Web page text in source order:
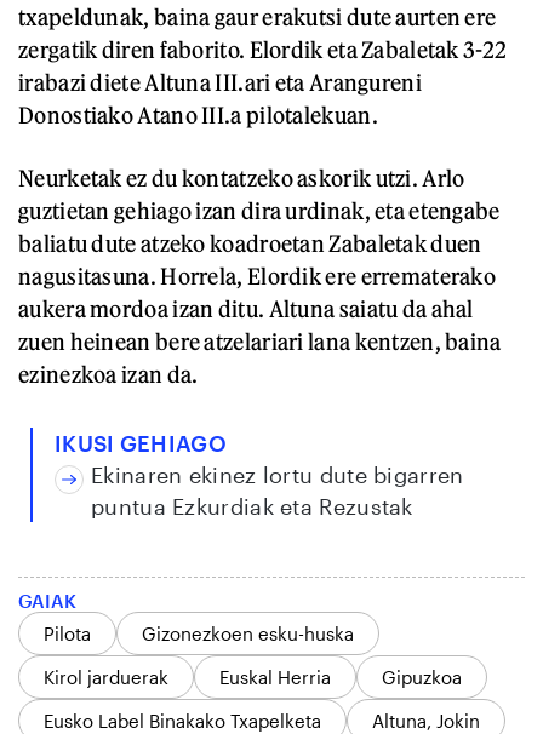
txapeldunak, baina gaur erakutsi dute aurten ere
zergatik diren faborito. Elordik eta Zabaletak 3-22
irabazi diete Altuna III.ari eta Arangureni
Donostiako Atano III.a pilotalekuan.
Neurketak ez du kontatzeko askorik utzi. Arlo
guztietan gehiago izan dira urdinak, eta etengabe
baliatu dute atzeko koadroetan Zabaletak duen
nagusitasuna. Horrela, Elordik ere errematerako
aukera mordoa izan ditu. Altuna saiatu da ahal
zuen heinean bere atzelariari lana kentzen, baina
ezinezkoa izan da.
IKUSI GEHIAGO
Ekinaren ekinez lortu dute bigarren
puntua Ezkurdiak eta Rezustak
GAIAK
Pilota
Gizonezkoen esku-huska
Kirol jarduerak
Euskal Herria
Gipuzkoa
Eusko Label Binakako Txapelketa
Altuna, Jokin